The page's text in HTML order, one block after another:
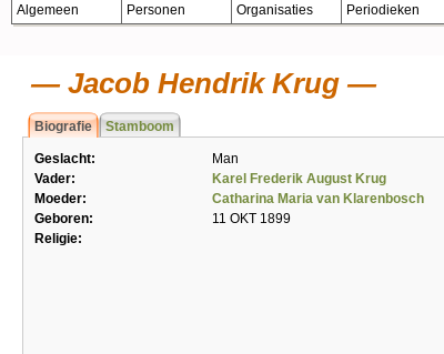
Algemeen Personen Organisaties Periodieken
Jacob Hendrik Krug
Biografie Stamboom
Geslacht:
Man
Vader:
Karel Frederik August Krug
Moeder:
Catharina Maria van Klarenbosch
Geboren:
11 OKT 1899
Religie: